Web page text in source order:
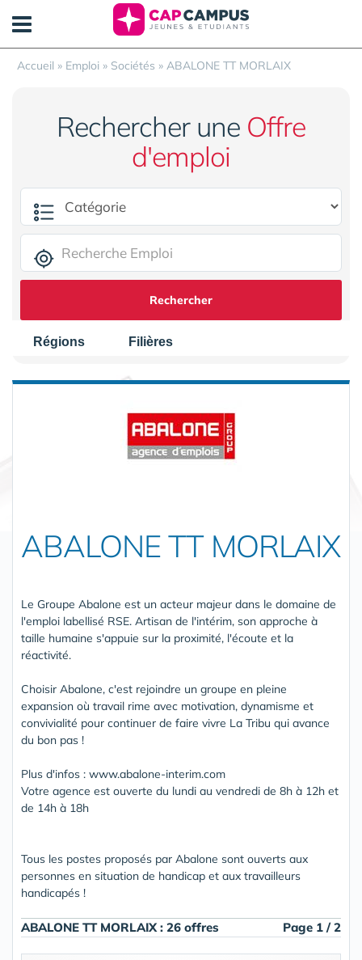
Accueil » Emploi » Sociétés » ABALONE TT MORLAIX
Rechercher une Offre
d'emploi
Rechercher
Régions Filières
ABALONE TT MORLAIX
Le Groupe Abalone est un acteur majeur dans le domaine de
l'emploi labellisé RSE. Artisan de l'intérim, son approche à
taille humaine s'appuie sur la proximité, l'écoute et la
réactivité.
Choisir Abalone, c'est rejoindre un groupe en pleine
expansion où travail rime avec motivation, dynamisme et
convivialité pour continuer de faire vivre La Tribu qui avance
du bon pas !
Plus d'infos : www.abalone-interim.com
Votre agence est ouverte du lundi au vendredi de 8h à 12h et
de 14h à 18h
Tous les postes proposés par Abalone sont ouverts aux
personnes en situation de handicap et aux travailleurs
handicapés !
Page 1 / 2
ABALONE TT MORLAIX : 26 offres
Panneau de gestion des cookies